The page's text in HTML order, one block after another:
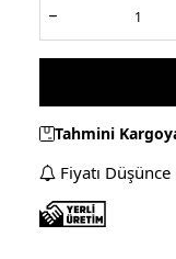
Tahmini
Fiyatı